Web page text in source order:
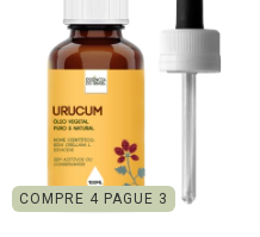
COMPRE 4 PAGUE 3